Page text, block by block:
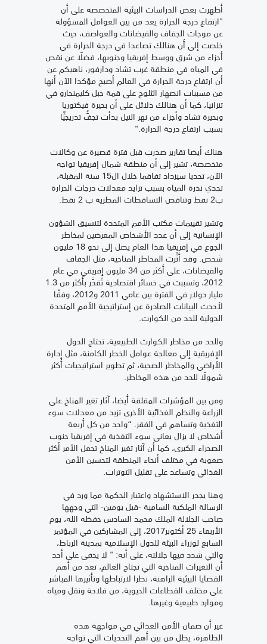
أظهرت بعض الدراسات البيئية المتخصصة على أن
"ارتفاع درجة الحرارة يعد من بين العوامل المسؤولة
عن موجات الجفاف والفيضانات والعواصف، حيث
خلصت إلى أن هنالك تصاعدا في درجة الحرارة في
أجزاء من شرق ووسط إفريقيا وجنوبها، فضلًا عن نقص
في المياه في منطقة غرب تشاد ودارفور، ناهيكم عن
أن ارتفاع درجة الحرارة في العالم أصبح مؤكدا الآن أنها
من مسببات انصهار الثلوج على قمة جبل كليمنجارو في
تنزانيا، كما أن هنالك دلائل على أن بحيرة فيكتوريا
وبحيرة تشاد وأجزاء من نهر النيل بدأت تجفُّ تدريجيًّا
بسبب ارتفاع درجة الحرارة."
هناك أيضا تقارير صدرت قبل فترة قصيرة عن وكالات
متخصصة، تشير إلى أن منطقة شمال إفريقيا تواجه
الآن، تحديا سيزداد تفاقما خلال ال15 سنة المقبلة،
تحدي نذرة المياه بسبب تزايد معدلات درجات الحرارة
ب2 نقط وتناقص التساقطات المطرية ب 2 نقط.
وتشير تقييمات مكتب الأمم المتحدة لتنسيق الشؤون
الإنسانية إلى أن عدد الأشخاص المعرضين لمخاطر
الجوع في إفريقيا هذا العام يصل إلى نحو 18 مليون
شخص. وقد أثَّرت المخاطر المناخية، مثل الجفاف
والفيضانات، على أكثر من 34 مليون إفريقي في عام
2012، وتسببت في خسائر اقتصادية تُقدَّر بأكثر من 1.3
مليار دولار في الفترة بين عامي 2011 و2012، وفقًا
لأحدث البيانات الصادرة عن إستراتيجية الأمم المتحدة
الدولية للحد من الكوارث.
وللحد من مخاطر الكوارث الطبيعية، تحتاج الدول
الإفريقية إلى معالجة عوامل الخطر الكامنة، مثل إدارة
الأراضي والمخاطر الصحية، ثم تطوير استراتيجيات أكثر
شمولًا للحد من هذه المخاطر.
ومن بين المؤشرات المقلقة أيضا، آثار تغير المناخ على
الزراعة والنظم الغذائية الأخرى تزيد من معدلات سوء
التغذية وتساهم في الفقر. “واحد من كل أربعة
أشخاص لا يزال يعاني سوء التغذية في إفريقيا جنوب
الصحراء الكبرى، كما أن آثار تغير المناخ تجعل الأمر أكثر
صعوبة في مختلف أنحاء المنطقة لتحسين الأمن
الغذائي وتساعد على تقليل التوترات.
وهنا يجدر الاستشهاد واعتبار الحكمة مما ورد في
الرسالة الملكية السامية -قبل يومين- التي وجهها
صاحب الجلالة الملك محمد السادس حفظه الله، يوم
الأربعاء 25 أكتوبر2017، إلى المشاركين في المؤتمر
السابع لوزراء البيئة للدول الإسلامية بمدينة الرباط،
والتي شدد فيها جلالته، على أنه: " لا يخفى على أحد
أن التغيرات المناخية التي تجتاح العالم، تعد من أهم
القضايا البيئية الراهنة، نظرا لارتباطها وتأثيرها المباشر
على مختلف القطاعات الحيوية، من فلاحة ونقل ومياه
وموارد طبيعية وغيرها.
غير أن ضمان الأمن الغذائي في مواجهة هذه
الظاهرة، يظل من بين أهم التحديات التي تواجه